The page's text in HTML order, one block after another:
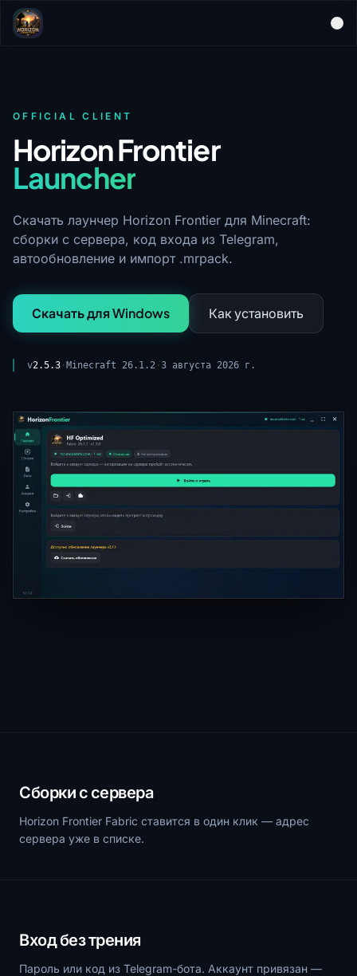
OFFICIAL CLIENT
Horizon Frontier
Launcher
Скачать лаунчер Horizon Frontier для Minecraft:
сборки с сервера, код входа из Telegram,
автообновление и импорт .mrpack.
Скачать для Windows Как установить
v2.5.3 · Minecraft 26.1.2 · 3 августа 2026 г.
Сборки с сервера
Horizon Frontier Fabric ставится в один клик — адрес
сервера уже в списке.
Вход без трения
Пароль или код из Telegram-бота. Аккаунт привязан —